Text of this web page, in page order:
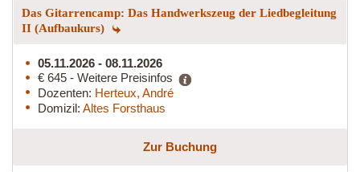
Das Gitarrencamp: Das Handwerkszeug der Liedbegleitung
II (Aufbaukurs)
05.11.2026 - 08.11.2026
€ 645 - Weitere Preisinfos
Dozenten: Herteux, André
Domizil: Altes Forsthaus
Zur Buchung